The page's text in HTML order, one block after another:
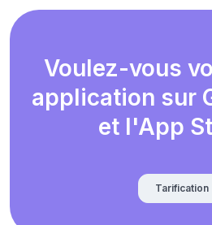
Voulez-vous
application sur
et l'App
Tarification